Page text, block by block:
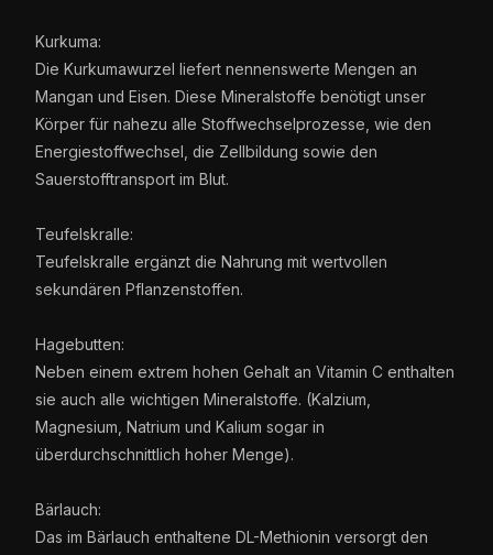
Kurkuma:
Die Kurkumawurzel liefert nennenswerte Mengen an
Mangan und Eisen. Diese Mineralstoffe benötigt unser
Körper für nahezu alle Stoffwechselprozesse, wie den
Energiestoffwechsel, die Zellbildung sowie den
Sauerstofftransport im Blut.
Teufelskralle:
Teufelskralle ergänzt die Nahrung mit wertvollen
sekundären Pflanzenstoffen.
Hagebutten:
Neben einem extrem hohen Gehalt an Vitamin C enthalten
sie auch alle wichtigen Mineralstoffe. (Kalzium,
Magnesium, Natrium und Kalium sogar in
überdurchschnittlich hoher Menge).
Bärlauch:
Das im Bärlauch enthaltene DL-Methionin versorgt den